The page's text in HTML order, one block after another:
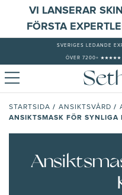
VI LANSERAR
FÖRSTA
SVERIGES LEDANDE
ÖVER 7200+ ★★★★★
STARTSIDA / ANSIKTSVÅRD /
ANSIKTSMASK FÖR SYNLIGA